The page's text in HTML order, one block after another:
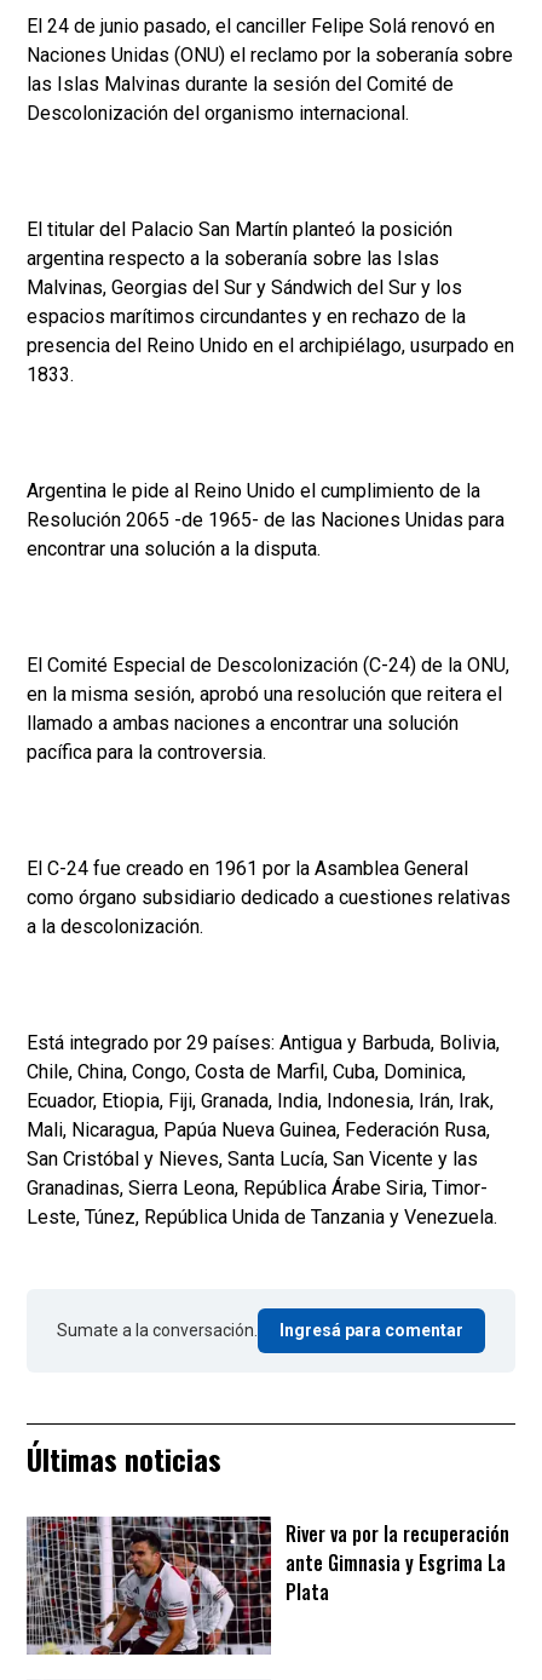
El 24 de junio pasado, el canciller Felipe Solá renovó en
Naciones Unidas (ONU) el reclamo por la soberanía sobre
las Islas Malvinas durante la sesión del Comité de
Descolonización del organismo internacional.
El titular del Palacio San Martín planteó la posición
argentina respecto a la soberanía sobre las Islas
Malvinas, Georgias del Sur y Sándwich del Sur y los
espacios marítimos circundantes y en rechazo de la
presencia del Reino Unido en el archipiélago, usurpado en
1833.
Argentina le pide al Reino Unido el cumplimiento de la
Resolución 2065 -de 1965- de las Naciones Unidas para
encontrar una solución a la disputa.
El Comité Especial de Descolonización (C-24) de la ONU,
en la misma sesión, aprobó una resolución que reitera el
llamado a ambas naciones a encontrar una solución
pacífica para la controversia.
El C-24 fue creado en 1961 por la Asamblea General
como órgano subsidiario dedicado a cuestiones relativas
a la descolonización.
Está integrado por 29 países: Antigua y Barbuda, Bolivia,
Chile, China, Congo, Costa de Marfil, Cuba, Dominica,
Ecuador, Etiopia, Fiji, Granada, India, Indonesia, Irán, Irak,
Mali, Nicaragua, Papúa Nueva Guinea, Federación Rusa,
San Cristóbal y Nieves, Santa Lucía, San Vicente y las
Granadinas, Sierra Leona, República Árabe Siria, Timor-
Leste, Túnez, República Unida de Tanzania y Venezuela.
Sumate a la conversación. Ingresá para comentar
Últimas noticias
River va por la recuperación
ante Gimnasia y Esgrima La
Plata